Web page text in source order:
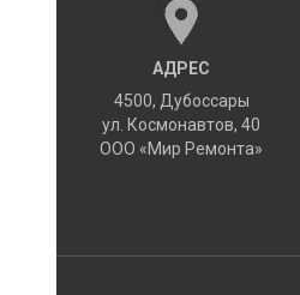
АДРЕС
4500, Дубоссары
ул. Космонавтов, 40
ООО «Мир Ремонта»